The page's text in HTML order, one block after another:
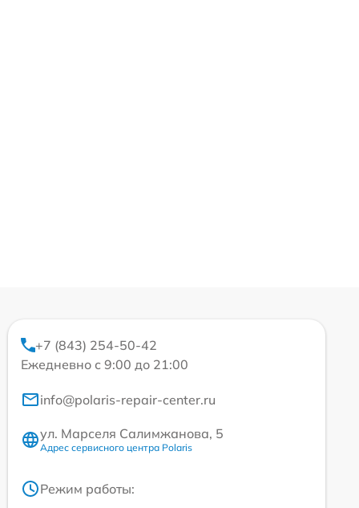
+7 (843) 254-50-42
Ежедневно с 9:00 до 21:00
info@polaris-repair-center.ru
ул. Марселя Салимжанова, 5
Адрес сервисного центра Polaris
Режим работы: